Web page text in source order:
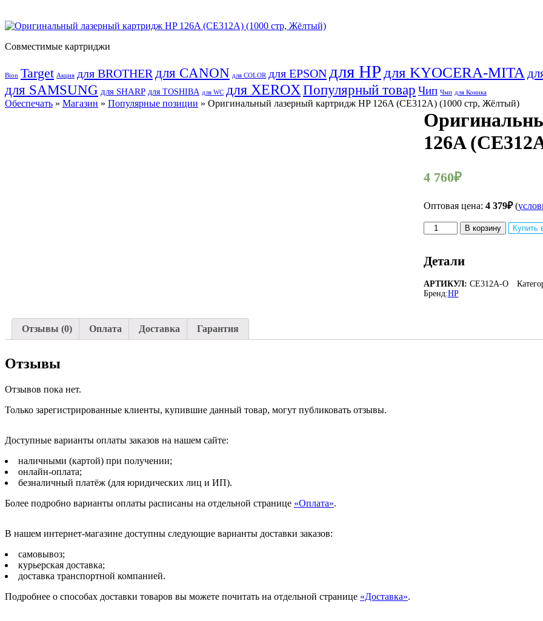
Совместимые картриджи
Bion Target Акция для BROTHER для CANON для COLOR для EPSON для HP для KYOCERA-MITA
для SAMSUNG для SHARP для TOSHIBA для WC для XEROX Популярный товар Чип Чмп для Коника
Обеспечать » Магазин » Популярные позиции » Оригинальный лазерный картридж HP 126A (CE312A) (1000 стр, Жёлтый)
126A
4 760₽
Оптовая цена: 4 379₽(
Количество
товара
лазерный
картридж
HP
126A
В корзину Купить
Детали
АРТИКУЛ: CE312A-O
Бренд:HP
Отзывы (0) Оплата Доставка Гарантия
Отзывы
Отзывов пока нет.
Только зарегистрированные клиенты, купившие данный товар, могут публиковать отзывы.
Доступные варианты оплаты заказов на нашем сайте:
наличными (картой) при получении;
онлайн-оплата;
безналичный платёж (для юридических лиц и ИП).
Более подробно варианты оплаты расписаны на отдельной странице «Оплата».
В нашем интернет-магазине доступны следующие варианты доставки заказов:
самовывоз;
курьерская доставка;
доставка транспортной компанией.
Подробнее о способах доставки товаров вы можете почитать на отдельной странице «Доставка».